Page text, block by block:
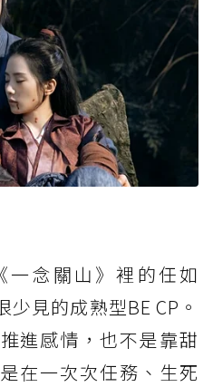
一念關山》裡的任如
見的成熟型BE CP。
進感情，也不是靠甜
在一次次任務、生死